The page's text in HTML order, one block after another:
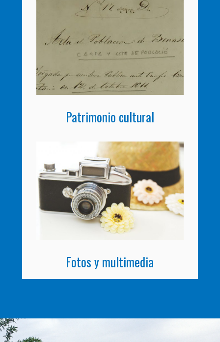
Patrimonio cultural
Fotos y multimedia